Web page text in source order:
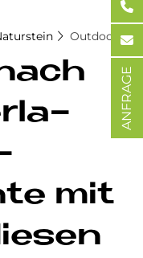
Outdoor-
mit
ANFRAGE